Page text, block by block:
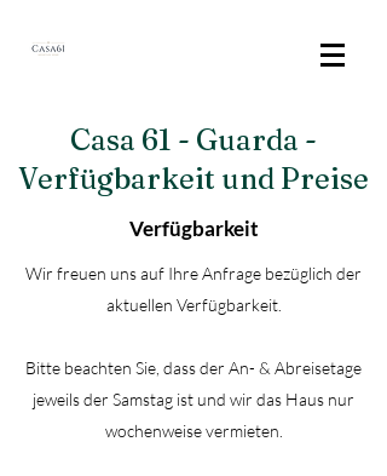
Casa 61 - Guarda -
Verfügbarkeit und Preise
Verfügbarkeit
Wir freuen uns auf Ihre Anfrage bezüglich der
aktuellen Verfügbarkeit.
Bitte beachten Sie, dass der An- & Abreisetage
jeweils der Samstag ist und wir das Haus nur
wochenweise vermieten.